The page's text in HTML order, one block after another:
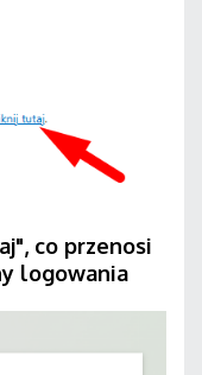
co przenosi
logowania